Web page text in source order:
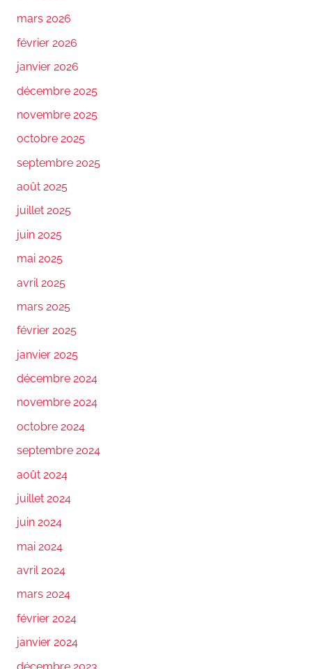
mars 2026
février 2026
janvier 2026
décembre 2025
novembre 2025
octobre 2025
septembre 2025
août 2025
juillet 2025
juin 2025
mai 2025
avril 2025
mars 2025
février 2025
janvier 2025
décembre 2024
novembre 2024
octobre 2024
septembre 2024
août 2024
juillet 2024
juin 2024
mai 2024
avril 2024
mars 2024
février 2024
janvier 2024
décembre 2023